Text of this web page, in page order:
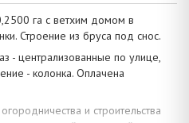
га с ветхим домом в
Строение из бруса под снос.
- централизованные по улице,
- колонка. Оплачена
и строительства